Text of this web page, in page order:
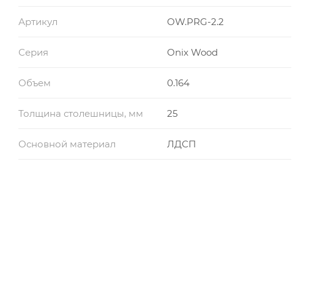
Артикул OW.PRG-2.2
Серия Onix Wood
Объем 0.164
Толщина столешницы, мм 25
Основной материал ЛДСП